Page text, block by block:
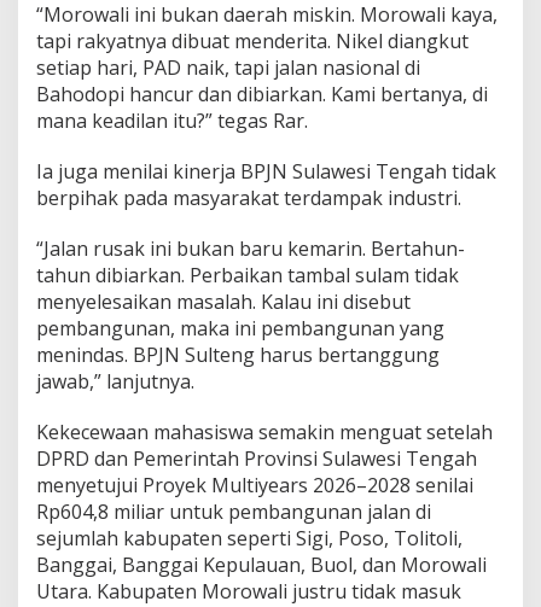
“Morowali ini bukan daerah miskin. Morowali kaya,
tapi rakyatnya dibuat menderita. Nikel diangkut
setiap hari, PAD naik, tapi jalan nasional di
Bahodopi hancur dan dibiarkan. Kami bertanya, di
mana keadilan itu?” tegas Rar.
Ia juga menilai kinerja BPJN Sulawesi Tengah tidak
berpihak pada masyarakat terdampak industri.
“Jalan rusak ini bukan baru kemarin. Bertahun-
tahun dibiarkan. Perbaikan tambal sulam tidak
menyelesaikan masalah. Kalau ini disebut
pembangunan, maka ini pembangunan yang
menindas. BPJN Sulteng harus bertanggung
jawab,” lanjutnya.
Kekecewaan mahasiswa semakin menguat setelah
DPRD dan Pemerintah Provinsi Sulawesi Tengah
menyetujui Proyek Multiyears 2026–2028 senilai
Rp604,8 miliar untuk pembangunan jalan di
sejumlah kabupaten seperti Sigi, Poso, Tolitoli,
Banggai, Banggai Kepulauan, Buol, dan Morowali
Utara. Kabupaten Morowali justru tidak masuk